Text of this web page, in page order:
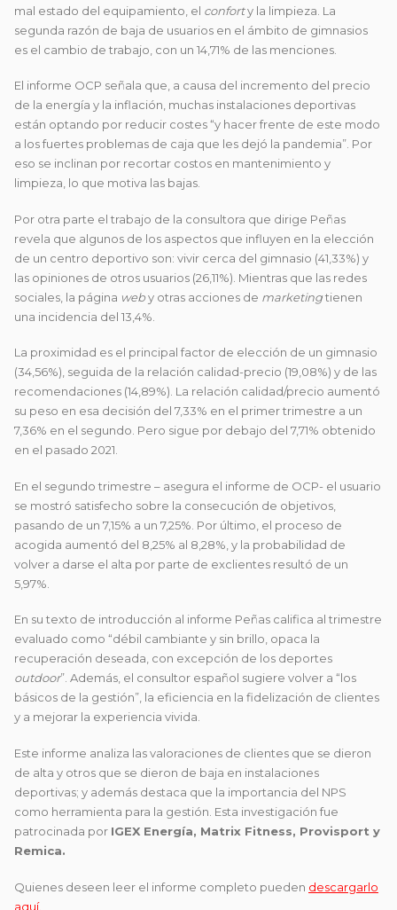
mal estado del equipamiento, el conforty la limpieza. La
segunda razón de baja de usuarios en el ámbito de gimnasios
es el cambio de trabajo, con un 14,71% de las menciones.
El informe OCP señala que, a causa del incremento del precio
de la energía y la inflación, muchas instalaciones deportivas
están optando por reducir costes “y hacer frente de este modo
a los fuertes problemas de caja que les dejó la pandemia”. Por
eso se inclinan por recortar costos en mantenimiento y
limpieza, lo que motiva las bajas.
Por otra parte el trabajo de la consultora que dirige Peñas
revela que algunos de los aspectos que influyen en la elección
de un centro deportivo son: vivir cerca del gimnasio (41,33%) y
las opiniones de otros usuarios (26,11%). Mientras que las redes
sociales, la página weby otras acciones de marketingtienen
una incidencia del 13,4%.
La proximidad es el principal factor de elección de un gimnasio
(34,56%), seguida de la relación calidad-precio (19,08%) y de las
recomendaciones (14,89%). La relación calidad/precio aumentó
su peso en esa decisión del 7,33% en el primer trimestre a un
7,36% en el segundo. Pero sigue por debajo del 7,71% obtenido
en el pasado 2021.
En el segundo trimestre – asegura el informe de OCP- el usuario
se mostró satisfecho sobre la consecución de objetivos,
pasando de un 7,15% a un 7,25%. Por último, el proceso de
acogida aumentó del 8,25% al 8,28%, y la probabilidad de
volver a darse el alta por parte de exclientes resultó de un
5,97%.
En su texto de introducción al informe Peñas califica al trimestre
evaluado como “débil cambiante y sin brillo, opaca la
recuperación deseada, con excepción de los deportes
outdoor”. Además, el consultor español sugiere volver a “los
básicos de la gestión”, la eficiencia en la fidelización de clientes
y a mejorar la experiencia vivida.
Este informe analiza las valoraciones de clientes que se dieron
de alta y otros que se dieron de baja en instalaciones
deportivas; y además destaca que la importancia del NPS
como herramienta para la gestión. Esta investigación fue
patrocinada por IGEX Energía, Matrix Fitness, Provisport y
Remica.
Quienes deseen leer el informe completo pueden descargarlo
aquí.